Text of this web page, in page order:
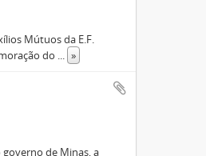
Mútuos da E.F.
do ... »
governo de Minas, a